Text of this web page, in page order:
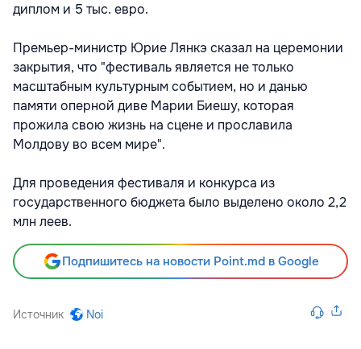
диплом и 5 тыс. евро.
Премьер-министр Юрие Лянкэ сказал на церемонии
закрытия, что "фестиваль является не только
масштабным культурным событием, но и данью
памяти оперной диве Марии Биешу, которая
прожила свою жизнь на сцене и прославила
Молдову во всем мире".
Для проведения фестиваля и конкурса из
государственного бюджета было выделено около 2,2
млн леев.
Подпишитесь на новости Point.md в Google
Источник Noi